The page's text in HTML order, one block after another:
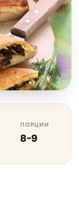
ПОРЦИИ
8-9